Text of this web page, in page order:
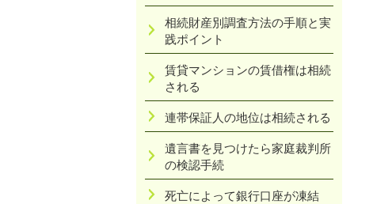
相続財産別調査方法の手順と実
践ポイント
賃貸マンションの賃借権は相続
される
連帯保証人の地位は相続される
遺言書を見つけたら家庭裁判所
の検認手続
死亡によって銀行口座が凍結